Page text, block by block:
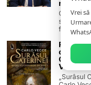
© 2026-
Vrei
noi
Călărașul
să intre
carte –
Vecce
„Surâsul